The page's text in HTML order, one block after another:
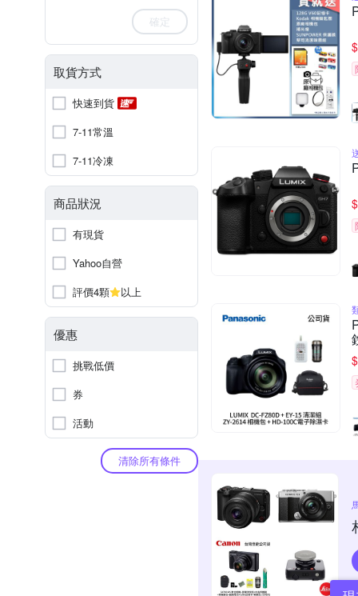
確定
取貨方式
快速到貨
7-11常溫
7-11冷凍
商品狀況
有現貨
Yahoo自營
評價4顆
以上
優惠
挑戰低價
券
活動
清除所有條件
$
$
$